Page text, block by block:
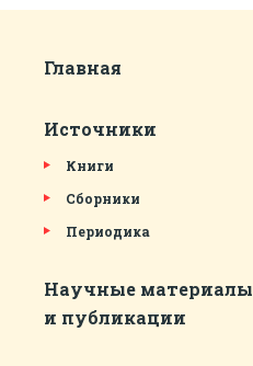
Главная
Источники
Книги
Сборники
Периодика
Научные материалы
и публикации